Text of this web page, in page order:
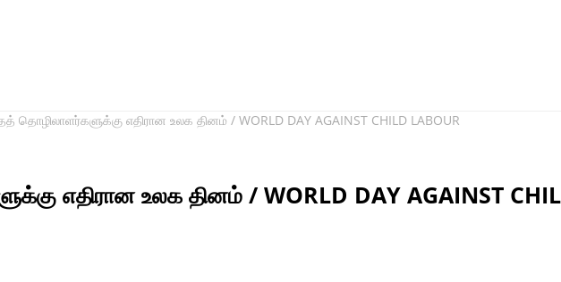
தொழிலாளர்களுக்கு எதிரான உலக தினம் / WORLD DAY AGAINST CHILD LABOUR
எதிரான உலக தினம் / WORLD DAY AGAINST